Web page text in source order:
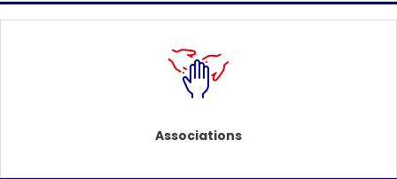
Associations